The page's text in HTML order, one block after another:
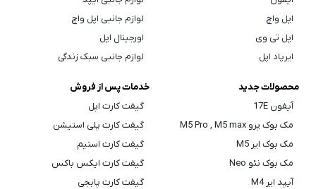
اپل واچ
اپل تی وی
ایرپاد اپل
لوازم جانبی اپل واچ
اورجینال اپل
لوازم جانبی سبک زندگی
محصولات جدید
آیفون 17E
مک بوک پرو M5 Pro , M5 max
مک بوک ایر M5
مک بوک نئو Neo
آیپد ایر M4
خدمات پس از فروش
گیفت کارت اپل
گیفت کارت پلی استیشن
گیفت کارت استیم
گیفت کارت ایکس باکس
گیفت کارت پابجی